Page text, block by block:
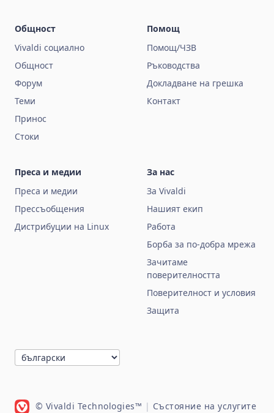
Общност
Vivaldi социално
Общност
Форум
Теми
Принос
Стоки
Помощ
Помощ/ЧЗВ
Ръководства
Докладване на грешка
Контакт
Преса и медии
Преса и медии
Прессъобщения
Дистрибуции на Linux
За нас
За Vivaldi
Нашият екип
Работа
Борба за по‑добра мрежа
Зачитаме
поверителността
Поверителност и условия
Защита
© Vivaldi Technologies™ | Състояние на услугите